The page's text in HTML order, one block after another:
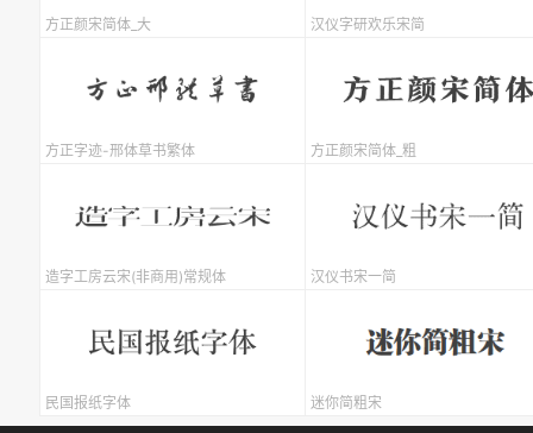
方正颜宋简体_大 汉仪字研欢乐宋简
方正字迹-邢体草书繁体 方正颜宋简体_粗
造字工房云宋(非商用)常规体 汉仪书宋一简
民国报纸字体 迷你简粗宋